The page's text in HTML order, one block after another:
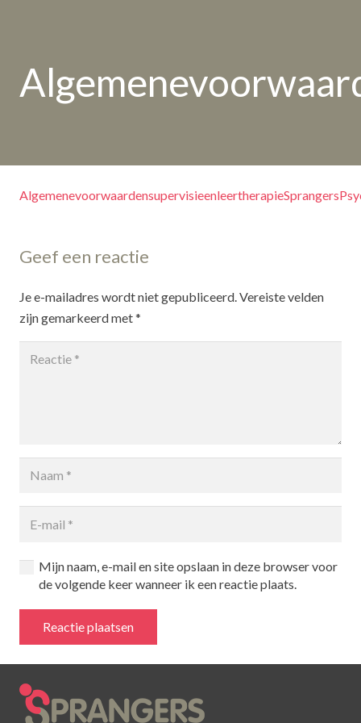
Geef een reactie
Je e-mailadres wordt niet gepubliceerd. Vereiste velden
zijn gemarkeerd met*
Mijn naam, e-mail en site opslaan in deze browser voor
de volgende keer wanneer ik een reactie plaats.
Reactie plaatsen